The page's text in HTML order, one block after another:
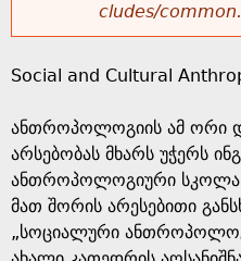
g
e
cludes/
Social and Cultural
ანთროპოლოგიის ამ ორი
არსებობას მხარს უჭერს
ანთროპოლოგიური სკოლა,
მათ შორის არესებითი
„სოციალური